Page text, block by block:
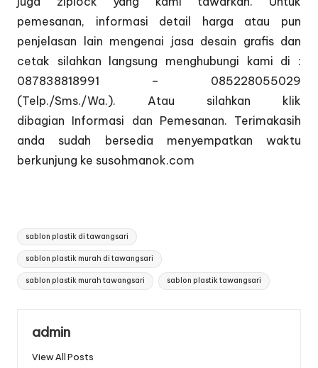
pemesanan, informasi detail harga atau pun
penjelasan lain mengenai jasa desain grafis dan
cetak silahkan langsung menghubungi kami di :
087838818991 – 085228055029
(Telp./Sms./Wa.). Atau silahkan klik
dibagian Informasi dan Pemesanan. Terimakasih
anda sudah bersedia menyempatkan waktu
berkunjung ke susohmanok.com
Tags:
sablon plastik di tawangsari
sablon plastik murah di tawangsari
sablon plastik murah tawangsari sablon plastik tawangsari
admin
View All Posts